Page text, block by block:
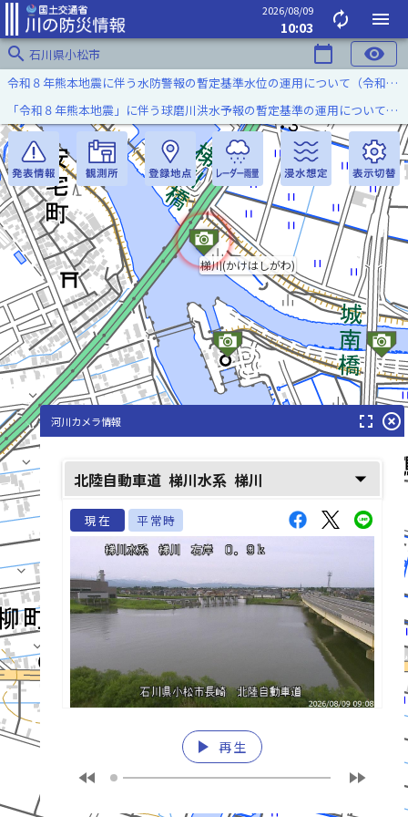
2026/08/09
10:03 autorenew
menu
search 石川県小松市 calendar_today visibility
梯川(かけはしがわ)
前川(まえかわ)
令和８年熊本地震に伴う水防警報の暫定基準水位の運用について（令和８年８月７日）
「令和８年熊本地震」に伴う球磨川洪水予報の暫定基準の運用について（令和８年８月５日）
河川カメラ情報 fullscreen highlight_off
北陸自動車道 梯川水系 梯川 arrow_drop_down
現在 平常時
play_arrow 再生
fast_rewind fast_forward